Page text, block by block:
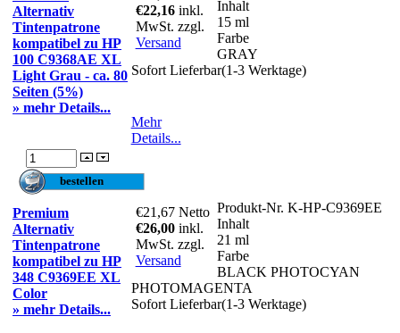
Alternativ
Tintenpatrone
kompatibel zu HP
100 C9368AE XL
Light Grau - ca. 80
Seiten (5%)
» mehr Details...
€22,16 inkl.
MwSt. zzgl.
Versand
Inhalt
15 ml
Farbe
GRAY
Sofort Lieferbar(1-3 Werktage)
Mehr
Details...
Premium
Alternativ
Tintenpatrone
kompatibel zu HP
348 C9369EE XL
Color
» mehr Details...
€21,67 Netto
€26,00 inkl.
MwSt. zzgl.
Versand
Produkt-Nr. K-HP-C9369EE
Inhalt
21 ml
Farbe
BLACK PHOTOCYAN
PHOTOMAGENTA
Sofort Lieferbar(1-3 Werktage)